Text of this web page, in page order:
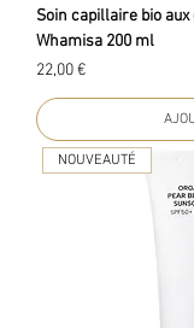
Soin capillaire bio
Whamisa 200 ml
Prix
22,00 €
NOUVEAUTÉ